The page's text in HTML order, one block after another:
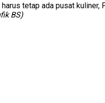
harus tetap ada pusat
BS)